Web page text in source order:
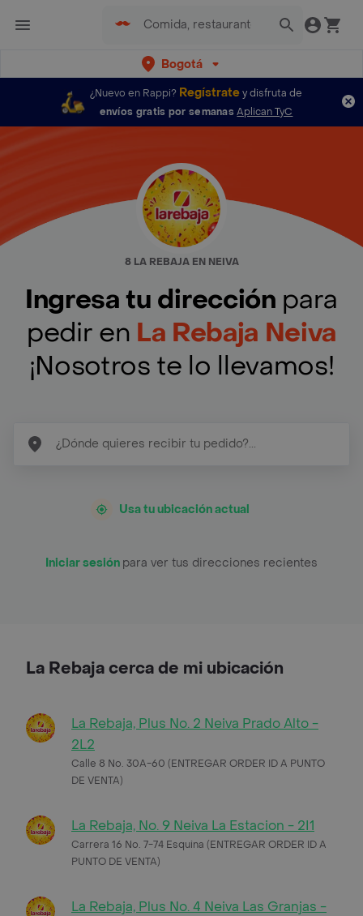
Bogotá
¿Nuevo en Rappi? Regístratey disfruta de
envíos gratis por semanas Aplican TyC
8 LA REBAJA EN NEIVA
Ingresa tu dirección para
pedir en La Rebaja Neiva
¡Nosotros te lo llevamos!
Usa tu ubicación actual
Iniciar sesión para ver tus direcciones recientes
La Rebaja cerca de mi ubicación
La Rebaja, Plus No. 2 Neiva Prado Alto -
2L2
Calle 8 No. 30A-60 (ENTREGAR ORDER ID A PUNTO
DE VENTA)
La Rebaja, No. 9 Neiva La Estacion - 2I1
Carrera 16 No. 7-74 Esquina (ENTREGAR ORDER ID A
PUNTO DE VENTA)
La Rebaja, Plus No. 4 Neiva Las Granjas -